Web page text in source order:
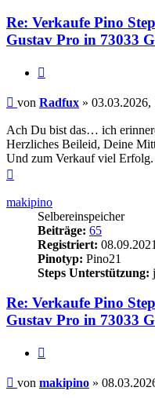
Re: Verkaufe Pino
Gustav Pro in 73033
Beitrag
von Radfux » 03.03.2026,
Ach Du bist das… ich
Herzliches Beileid, Deine
Und zum Verkauf viel Erfolg.
makipino
Selbereinspeicher
Beiträge: 65
Registriert:
Pinotyp: Pino21
Steps Unterstützung:
Re: Verkaufe Pino
Gustav Pro in 73033
Beitrag
von makipino »